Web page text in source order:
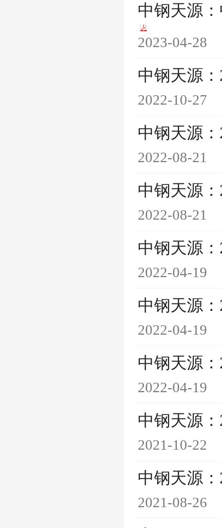
中钢天源
2023-04-28
中钢天源
2022-10-27
中钢天源
2022-08-21
中钢天源
2022-08-21
中钢天源
2022-04-19
中钢天源
2022-04-19
中钢天源
2022-04-19
中钢天源
2021-10-22
中钢天源
2021-08-26